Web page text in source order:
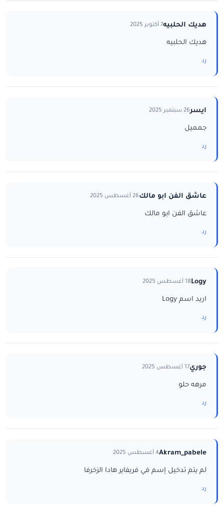
هديك الحلبيه7 أكتوبر 2025
هديك الحلبيه
رد
ايسر26 سبتمبر 2025
جمميل
رد
عاشق الفن ابو مالك26 أغسطس 2025
عاشق الفن ابو مالك
رد
Logy18 أغسطس 2025
اريد اسم Logy
رد
جوري17 أغسطس 2025
مرهه حلو
رد
Akram_pabele4 أغسطس 2025
لم يتم تدخيل إسم في فريفاير هادا الزخرفا
رد